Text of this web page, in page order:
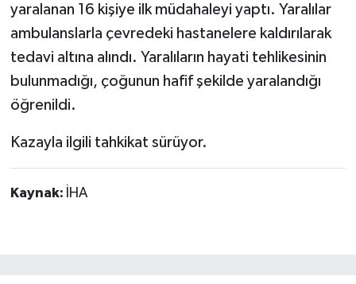
yaralanan 16 kişiye ilk müdahaleyi yaptı. Yaralılar
ambulanslarla çevredeki hastanelere kaldırılarak
tedavi altına alındı. Yaralıların hayati tehlikesinin
bulunmadığı, çoğunun hafif şekilde yaralandığı
öğrenildi.
Kazayla ilgili tahkikat sürüyor.
Kaynak: İHA